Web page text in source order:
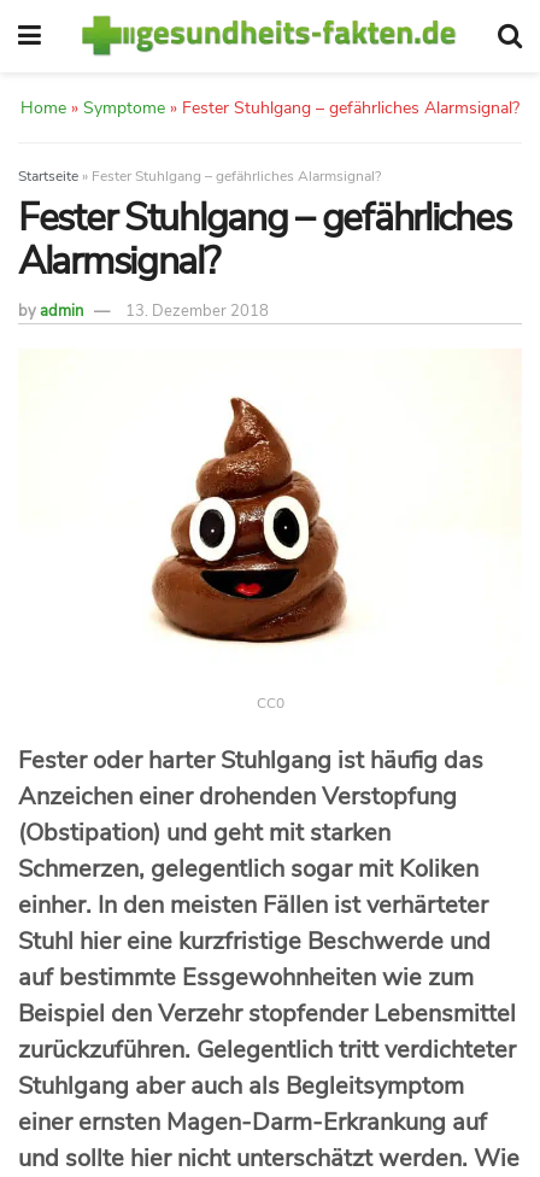
Home » Symptome » Fester Stuhlgang – gefährliches Alarmsignal?
Startseite » Fester Stuhlgang – gefährliches Alarmsignal?
Fester Stuhlgang – gefährliches
Alarmsignal?
byadmin 13. Dezember 2018
CC0
Fester oder harter Stuhlgang ist häufig das
Anzeichen einer drohenden Verstopfung
(Obstipation) und geht mit starken
Schmerzen, gelegentlich sogar mit Koliken
einher. In den meisten Fällen ist verhärteter
Stuhl hier eine kurzfristige Beschwerde und
auf bestimmte Essgewohnheiten wie zum
Beispiel den Verzehr stopfender Lebensmittel
zurückzuführen. Gelegentlich tritt verdichteter
Stuhlgang aber auch als Begleitsymptom
einer ernsten Magen-Darm-Erkrankung auf
und sollte hier nicht unterschätzt werden. Wie